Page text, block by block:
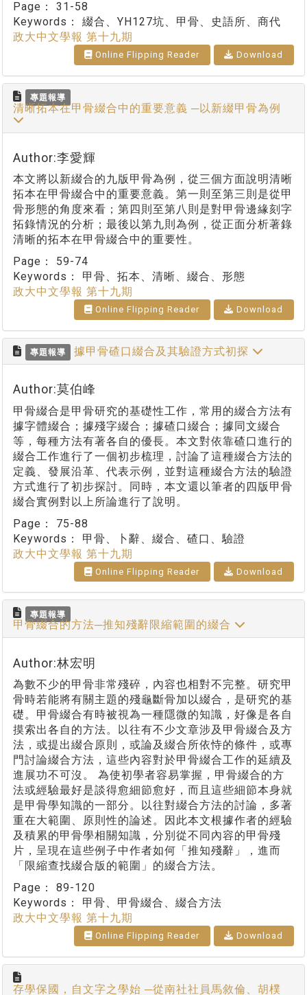
Page： 31-58
Keywords： 綴合、YH127坑、甲骨、史語所、商代
政大中文學報 第十九期
Online Flipping Reader Download
專題報導
清晰拓本在甲骨綴合中的重要意義 ─以新綴甲骨為例
Author:李愛輝
本文將以新綴合的九版甲骨為例，從三個方面說明清晰
拓本在甲骨綴合中的重要意義。第一則至第三則是從甲
骨形態的角度來看；第四則至第八則是對甲骨邊緣刻字
拓錄情況的分析；最後以第九則為例，從正面分析著錄
清晰的拓本在甲骨綴合中的重要性。
Page： 59-74
Keywords： 甲骨、拓本、清晰、綴合、形態
政大中文學報 第十九期
Online Flipping Reader Download
專題報導 據甲骨碴口綴合及其驗證方式初探
Author:莫伯峰
甲骨綴合是甲骨研究的基礎性工作，常用的綴合方法有
據字體綴合；據殘字綴合；據碴口綴合；據同文綴合
等，每種方法有著各自的優長。本文對依靠碴口進行的
綴合工作進行了一個初步梳理，討論了這種綴合方法的
定義、發展沿革、代表示例，並對這種綴合方法的驗證
方式進行了初步探討。同時，本文還以筆者的四版甲骨
綴合實例對以上所論進行了說明。
Page： 75-88
Keywords： 甲骨、卜辭、綴合、碴口、驗證
政大中文學報 第十九期
Online Flipping Reader Download
專題報導
甲骨綴合的方法─推知殘辭限縮範圍的綴合
Author:林宏明
為數不少的甲骨非常殘碎，內容也相對不完整。研究甲
骨時若能將有關主題的殘龜斷骨加以綴合，是研究的基
礎。甲骨綴合有時被視為一種隱微的知識，好像是各自
摸索出各自的方法。以往有不少文章涉及甲骨綴合及方
法，或提出綴合原則，或論及綴合所依恃的條件，或專
門討論綴合方法，這些內容對於甲骨綴合工作的延續及
進展功不可沒。 為使初學者容易掌握，甲骨綴合的方
法或經驗最好是談得愈細節愈好，而且這些細節本身就
是甲骨學知識的一部分。以往對綴合方法的討論，多著
重在大範圍、原則性的論述。因此本文根據作者的經驗
及積累的甲骨學相關知識，分別從不同內容的甲骨殘
片，呈現在這些例子中作者如何「推知殘辭」，進而
「限縮查找綴合版的範圍」的綴合方法。
Page： 89-120
Keywords： 甲骨、甲骨綴合、綴合方法
政大中文學報 第十九期
Online Flipping Reader Download
存學保國，自文字之學始 ─從南社社員馬敘倫、胡樸